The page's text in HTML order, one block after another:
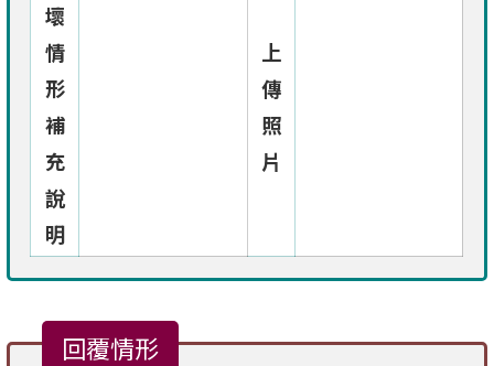
壞
情
形
補
充
說
明
上
傳
照
片
回覆情形